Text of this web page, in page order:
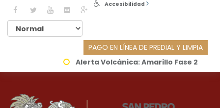
Accesibilidad
PAGO EN LÍNEA DE PREDIAL Y LIMPIA
Alerta Volcánica:Amarillo Fase 2